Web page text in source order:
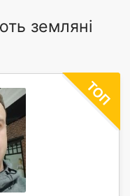
земляні